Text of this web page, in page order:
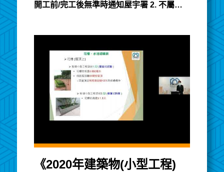
開工前/完工後無準時通知屋宇署 2. 不屬小
《2020年建築物(小型工程)